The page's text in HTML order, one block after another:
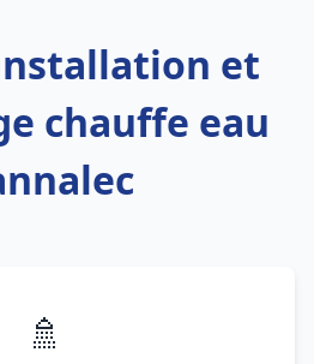
et
chauffe eau
🚿